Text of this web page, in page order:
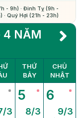
- 9h) · Đinh Tỵ (9h -
· Quý Hợi (21h - 23h)
4 NĂM
THỨ
BẢY
CHỦ
NHẬT
3
5
8/3
6
9/3